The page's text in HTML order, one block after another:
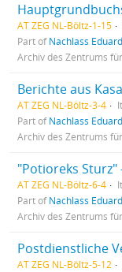
AT ZEG NL-Böltz-1-15
Part ofNachlass
Archiv des Zentrums
AT ZEG NL-Böltz-3-4
Part ofNachlass
Archiv des Zentrums
"Potioreks
AT ZEG NL-Böltz-6-4
Part ofNachlass
Archiv des Zentrums
Postdienstliche
AT ZEG NL-Böltz-5-12